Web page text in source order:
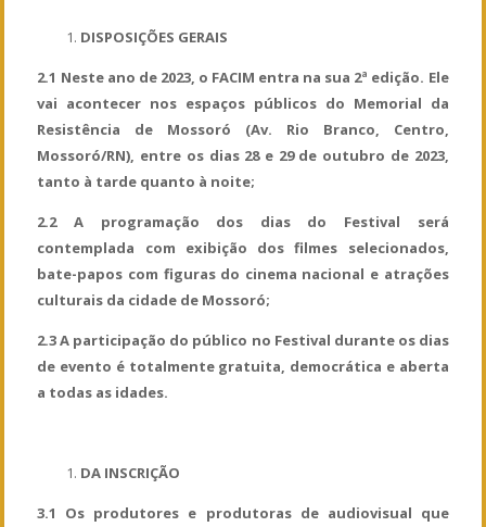
DISPOSIÇÕES GERAIS
2.1 Neste ano de 2023, o FACIM entra na sua 2ª edição. Ele
vai acontecer nos espaços públicos do Memorial da
Resistência de Mossoró (Av. Rio Branco, Centro,
Mossoró/RN), entre os dias 28 e 29 de outubro de 2023,
tanto à tarde quanto à noite;
2.2 A programação dos dias do Festival será
contemplada com exibição dos filmes selecionados,
bate-papos com figuras do cinema nacional e atrações
culturais da cidade de Mossoró;
2.3 A participação do público no Festival durante os dias
de evento é totalmente gratuita, democrática e aberta
a todas as idades.
DA INSCRIÇÃO
3.1 Os produtores e produtoras de audiovisual que